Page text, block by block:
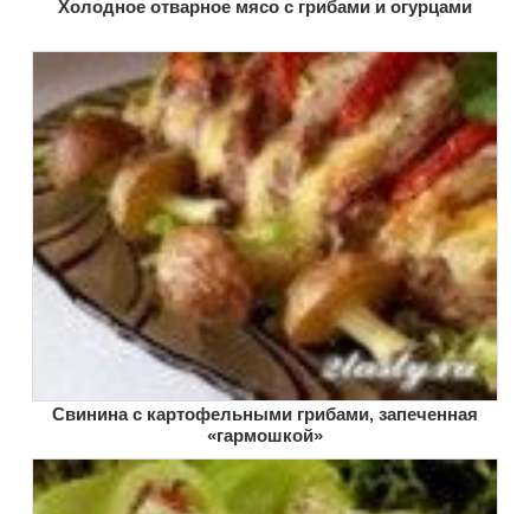
Холодное отварное мясо с грибами и огурцами
Свинина с картофельными грибами, запеченная
«гармошкой»